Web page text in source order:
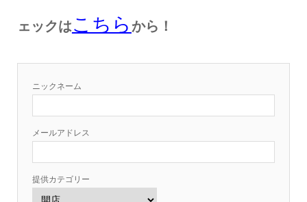
ェックはこちら から！
ニックネーム
メールアドレス
提供カテゴリー